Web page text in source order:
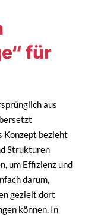
für
aus
Konzept bezieht
Strukturen
um Effizienz und
darum,
gezielt dort
können. In